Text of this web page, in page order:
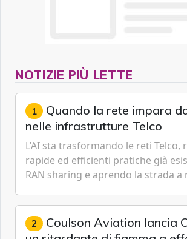
NOTIZIE PIÙ LETTE
1 Quando la rete impara
nelle infrastrutture Telco
L’AI sta trasformando le reti Telco,
rapide ed efficienti pratiche già
RAN sharing e aprendo la strada a
anticipare guasti e ottimizzare
reale. Paride D'Andreta, Direttore
Media, Minsait in Italia, spiega le
2 Coulson Aviation lancia